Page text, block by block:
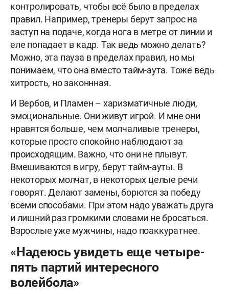
контролировать, чтобы всё было в пределах
правил. Например, тренеры берут запрос на
заступ на подаче, когда нога в метре от линии и
еле попадает в кадр. Так ведь можно делать?
Можно, эта пауза в пределах правил, но мы
понимаем, что она вместо тайм-аута. Тоже ведь
хитрость, но законнная.
И Вербов, и Пламен – харизматичные люди,
эмоциональные. Они живут игрой. И мне они
нравятся больше, чем молчаливые тренеры,
которые просто спокойно наблюдают за
происходящим. Важно, что они не плывут.
Вмешиваются в игру, берут тайм-ауты. В
некоторых молчат, в некоторых целые речи
говорят. Делают замены, борются за победу
всеми способами. При этом надо уважать друга
и лишний раз громкими словами не бросаться.
Взрослые уже мужчины, надо поаккуратнее.
«Надеюсь увидеть еще четыре-
пять партий интересного
волейбола»